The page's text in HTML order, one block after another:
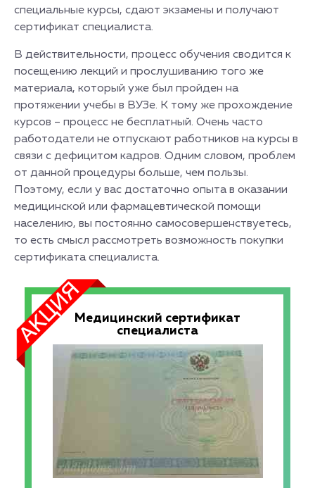
специальные курсы, сдают экзамены и получают
сертификат специалиста.
В действительности, процесс обучения сводится к
посещению лекций и прослушиванию того же
материала, который уже был пройден на
протяжении учебы в ВУЗе. К тому же прохождение
курсов – процесс не бесплатный. Очень часто
работодатели не отпускают работников на курсы в
связи с дефицитом кадров. Одним словом, проблем
от данной процедуры больше, чем пользы.
Поэтому, если у вас достаточно опыта в оказании
медицинской или фармацевтической помощи
населению, вы постоянно самосовершенствуетесь,
то есть смысл рассмотреть возможность покупки
сертификата специалиста.
Медицинский сертификат
специалиста